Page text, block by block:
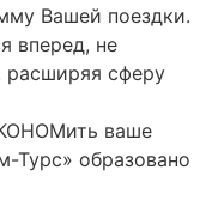
Вашей поездки.
вперед, не
расширяя сферу
ваше
Турс» образовано